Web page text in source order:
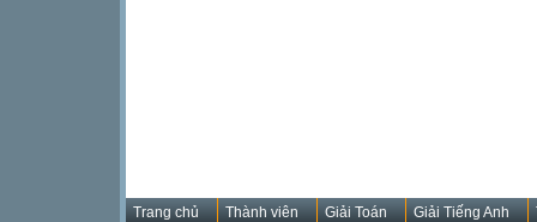
Trang chủ Thành viên Giải Toán Giải Tiếng Anh